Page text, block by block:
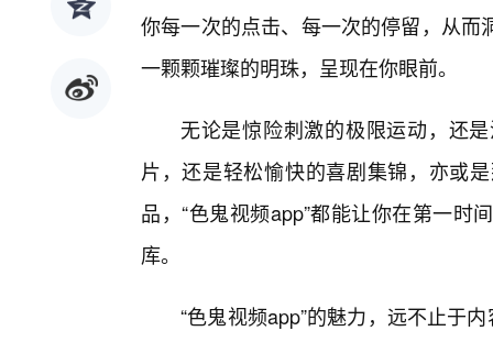
你每一次的点击、每一次的停留，从
一颗颗璀璨的明珠，呈现在你眼前。
无论是惊险刺激的极限运动，还
片，还是轻松愉快的喜剧集锦，亦或
品，“色鬼视频app”都能让你在第一时
库。
“色鬼视频app”的魅力，远不止于